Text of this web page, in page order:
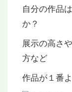
自分の作品
か？
展示の高さ
方など
作品が１番